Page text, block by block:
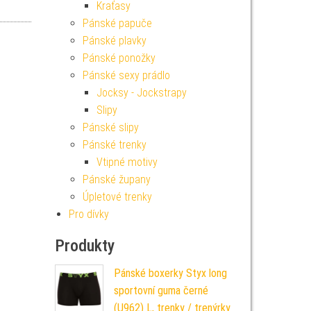
Kraťasy
Pánské papuče
Pánské plavky
Pánské ponožky
Pánské sexy prádlo
Jocksy - Jockstrapy
Slipy
Pánské slipy
Pánské trenky
Vtipné motivy
Pánské župany
Úpletové trenky
Pro dívky
Produkty
Pánské boxerky Styx long
sportovní guma černé
(U962) L, trenky / trenýrky